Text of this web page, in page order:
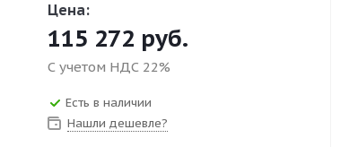
Цена:
115 272 руб.
С учетом НДС 22%
Есть в наличии
Нашли дешевле?